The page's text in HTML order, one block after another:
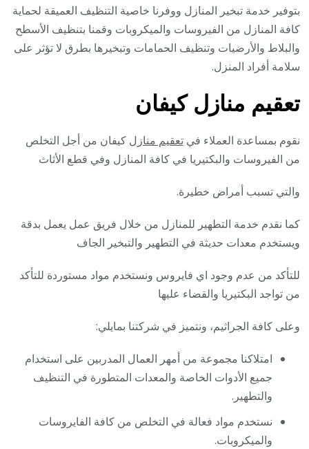
بتوفير خدمة تبخير المنازل ووفرنا خاصية التنظيف العميقة لحماية
كافة المنازل من الفيروسات والميكروبات وقمنا بتنظيف الأسطح
والبلاط والأرضيات وتنظيف الحمامات وتبخيرها بطرق لا تؤثر على
سلامة أفراد المنزل.
تعقيم منازل كيفان
نقوم بمساعدة العملاء فيتعقيم منازل كيفان من أجل التخلص
من الفيروسات والبكتيريا في كافة المنازل وفي قطع الأثاث
والتي تسبب أمراض خطيرة.
كما نقدم خدمة التطهير للمنازل من خلال فريق عمل يعمل بدقة
ويستخدم معدات حديثة في التطهير والتبخير الجاف
للتأكد من عدم وجود اي فايروس ونستخدم مواد مستوردة للتأكد
من تواجد البكتيريا والقضاء عليها
وعلى كافة الجراثيم، ونتميز في شركتنا بمايلي:
امتلاكنا مجموعة من أمهر العمال المدربين على استخدام
جميع الأدوات الخاصة والمعدات المتطورة في التنظيف
والتطهير.
نستخدم مواد فعالة في التخلص من كافة الفايروسات
والميكروبات.